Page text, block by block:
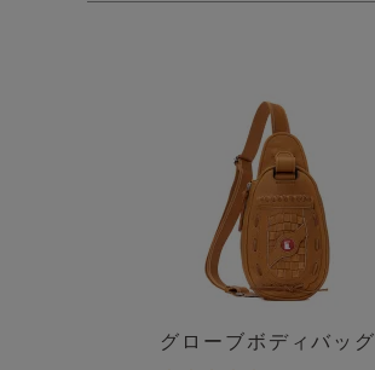
グローブボディバッグ